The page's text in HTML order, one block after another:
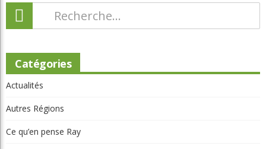
Catégories
Actualités
Autres Régions
Ce qu’en pense Ray